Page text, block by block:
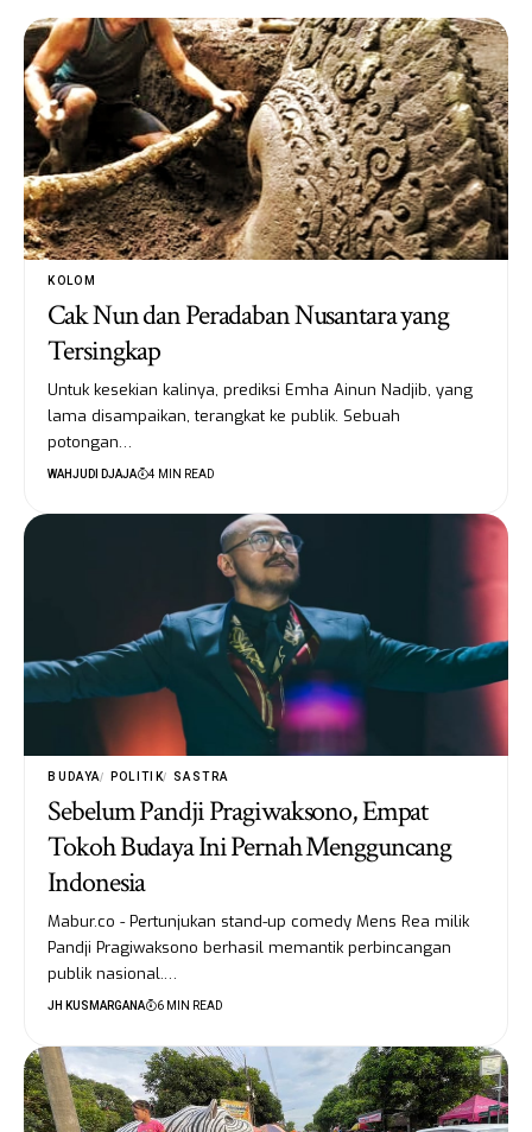
KOLOM
Cak Nun dan Peradaban Nusantara yang
Tersingkap
Untuk kesekian kalinya, prediksi Emha Ainun Nadjib, yang
lama disampaikan, terangkat ke publik. Sebuah
potongan…
WAHJUDI DJAJA 4 MIN READ
BUDAYA POLITIK SASTRA
Sebelum Pandji Pragiwaksono, Empat
Tokoh Budaya Ini Pernah Mengguncang
Indonesia
Mabur.co - Pertunjukan stand-up comedy Mens Rea milik
Pandji Pragiwaksono berhasil memantik perbincangan
publik nasional.…
JH KUSMARGANA 6 MIN READ